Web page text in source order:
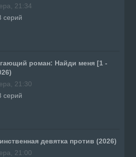
21:34
серий
роман: Найди меня [1 -
21:30
серий
девятка против (2026)
21:00